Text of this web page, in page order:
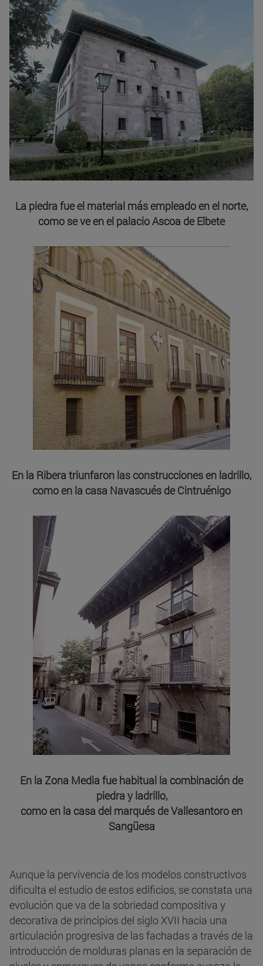
La piedra fue el material más empleado en el norte,
como se ve en el palacio Ascoa de Elbete
En la Ribera triunfaron las construcciones en ladrillo,
como en la casa Navascués de Cintruénigo
En la Zona Media fue habitual la combinación de
piedra y ladrillo,
como en la casa del marqués de Vallesantoro en
Sangüesa
Aunque la pervivencia de los modelos constructivos
dificulta el estudio de estos edificios, se constata una
evolución que va de la sobriedad compositiva y
decorativa de principios del siglo XVII hacia una
articulación progresiva de las fachadas a través de la
introducción de molduras planas en la separación de